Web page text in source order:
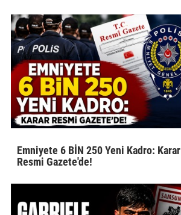
Emniyete 6 BİN 250 Yeni Kadro: Karar
Resmi Gazete'de!